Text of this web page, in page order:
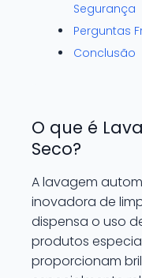
Segurança
Perguntas
Conclusão
O que é
Seco?
A lavagem
inovadora de
dispensa o uso
produtos
proporcionam